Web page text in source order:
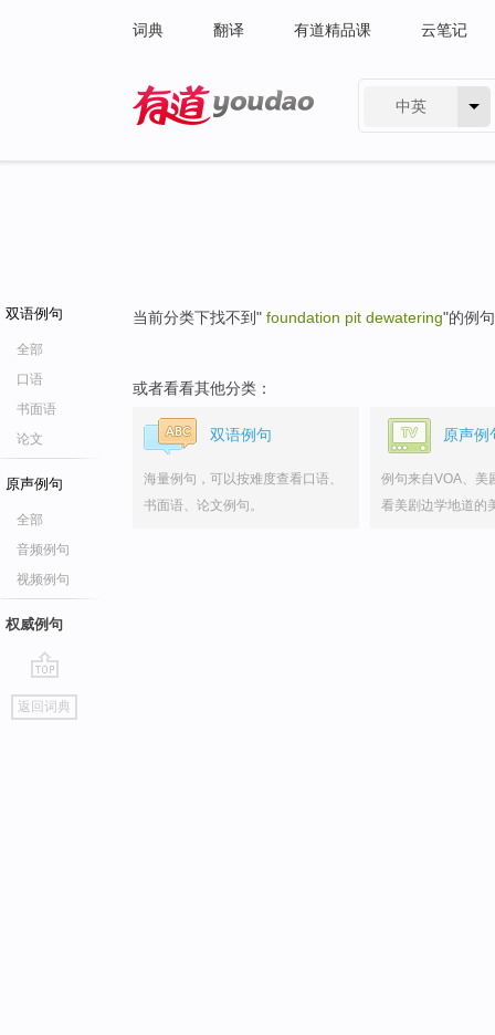
词典 翻译 有道精品课 云笔记
中英
双语例句
全部
口语
书面语
论文
原声例句
全部
音频例句
视频例句
权威例句
go
top
返回词典
当前分类下找不到" foundation pit dewatering"的例
或者看看其他分类：
双语例句
海量例句，可以按难度查看口语、
书面语、论文例句。
原声例
例句来自VOA、美
看美剧边学地道的